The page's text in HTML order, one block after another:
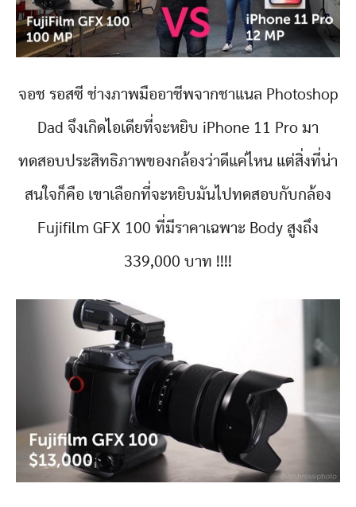
จอช รอสซี ช่างภาพมืออาชีพจากชาแนล Photoshop
Dad จึงเกิดไอเดียที่จะหยิบ iPhone 11 Pro มา
ทดสอบประสิทธิภาพของกล้องว่าดีแค่ไหน แต่สิ่งที่น่า
สนใจก็คือ เขาเลือกที่จะหยิบมันไปทดสอบกับกล้อง
Fujifilm GFX 100 ที่มีราคาเฉพาะ Body สูงถึง
339,000 บาท !!!!